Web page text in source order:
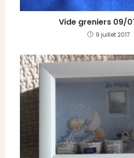
Vide greniers 09/
9 juillet 2017